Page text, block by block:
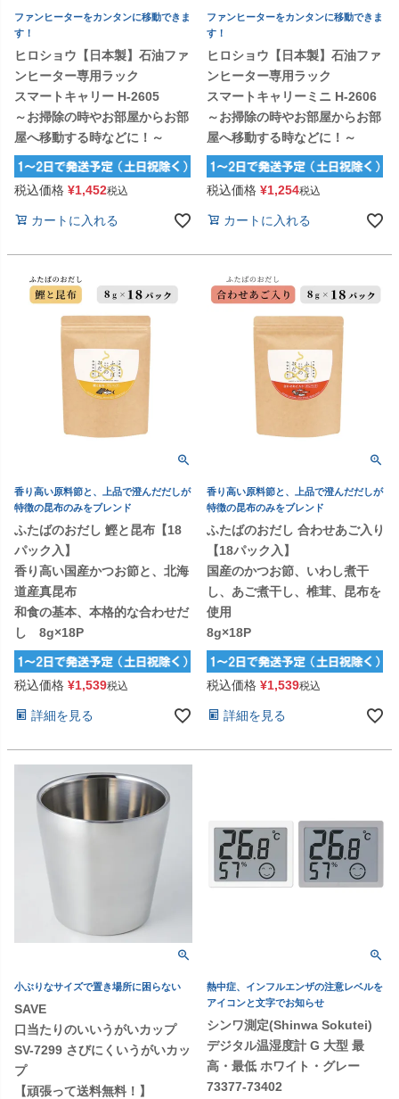
ファンヒーターをカンタンに移動できま
す！
ヒロショウ【日本製】石油ファ
ンヒーター専用ラック
スマートキャリー H-2605
～お掃除の時やお部屋からお部
屋へ移動する時などに！～
税込価格 ¥1,452税込
カートに入れる
ファンヒーターをカンタンに移動できま
す！
ヒロショウ【日本製】石油ファ
ンヒーター専用ラック
スマートキャリーミニ H-2606
～お掃除の時やお部屋からお部
屋へ移動する時などに！～
税込価格 ¥1,254税込
カートに入れる
香り高い原料節と、上品で澄んだだしが
特徴の昆布のみをブレンド
ふたばのおだし 鰹と昆布【18
パック入】
香り高い国産かつお節と、北海
道産真昆布
和食の基本、本格的な合わせだ
し 8g×18P
税込価格 ¥1,539税込
詳細を見る
香り高い原料節と、上品で澄んだだしが
特徴の昆布のみをブレンド
ふたばのおだし 合わせあご入り
【18パック入】
国産のかつお節、いわし煮干
し、あご煮干し、椎茸、昆布を
使用
8g×18P
税込価格 ¥1,539税込
詳細を見る
小ぶりなサイズで置き場所に困らない
SAVE
口当たりのいいうがいカップ
SV-7299 さびにくいうがいカッ
プ
【頑張って送料無料！】
熱中症、インフルエンザの注意レベルを
アイコンと文字でお知らせ
シンワ測定(Shinwa Sokutei)
デジタル温湿度計 G 大型 最
高・最低 ホワイト・グレー
73377-73402